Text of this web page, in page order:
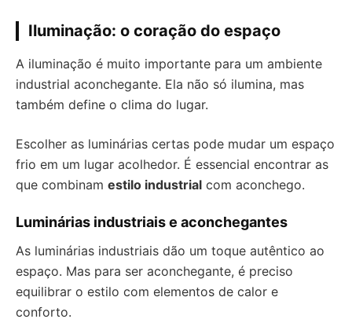
Iluminação: o coração do espaço
A iluminação é muito importante para um ambiente
industrial aconchegante. Ela não só ilumina, mas
também define o clima do lugar.
Escolher as luminárias certas pode mudar um espaço
frio em um lugar acolhedor. É essencial encontrar as
que combinam estilo industrial com aconchego.
Luminárias industriais e aconchegantes
As luminárias industriais dão um toque autêntico ao
espaço. Mas para ser aconchegante, é preciso
equilibrar o estilo com elementos de calor e
conforto.